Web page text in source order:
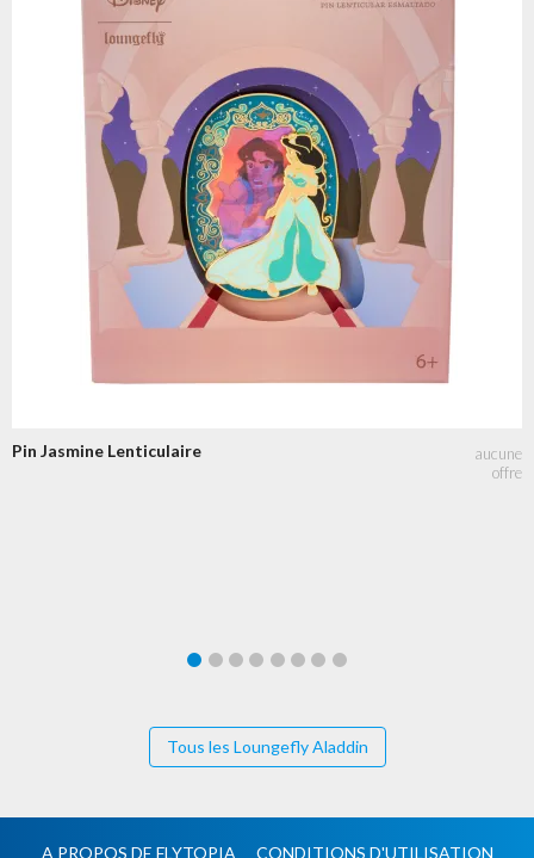
Pin Jasmine Lenticulaire
Tous les Loungefly Aladdin
A PROPOS DE FLYTOPIA CONDITIONS D'UTILISATION